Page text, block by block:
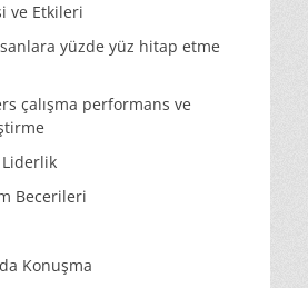
ve Etkileri
yüzde yüz hitap etme
çalışma performans ve
Liderlik
Becerileri
Konuşma